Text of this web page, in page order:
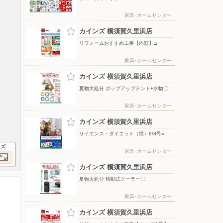
家具･ホームセンター
カインズ 横須賀久里浜店
リフォームおすすめ工事【内窓】□
家具･ホームセンター
カインズ 横須賀久里浜店
夏物大処分 ポップアップテント+水物〇
家具･ホームセンター
カインズ 横須賀久里浜店
サイエンス・ダイエット（猫）8/8号○
家具･ホームセンター
カインズ 横須賀久里浜店
夏物大処分 移動式クーラー〇
家具･ホームセンター
カインズ 横須賀久里浜店